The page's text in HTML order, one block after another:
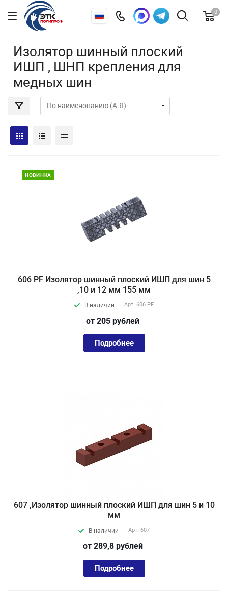
0
Изолятор шинный плоский
ИШП , ШНП крепления для
медных шин
НОВИНКА
606 PF Изолятор шинный плоский ИШП для шин 5
,10 и 12 мм 155 мм
В наличии Арт. 606 PF
от 205 рублей
Подробнее
607 ,Изолятор шинный плоский ИШП для шин 5 и 10
мм
В наличии Арт. 607
от 289,8 рублей
Подробнее